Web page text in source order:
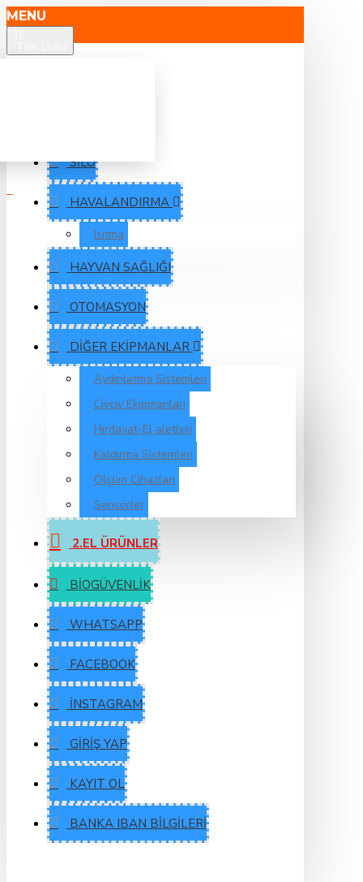
MENU
SILO
HAVALANDIRMA
Isıtma
HAYVAN SAĞLIĞI
OTOMASYON
DIĞER EKIPMANLAR
Aydınlatma Sistemleri
Civciv Ekipmanları
Hırdavat-El aletleri
Kaldırma Sistemleri
Ölçüm Cihazları
Sensörler
2.EL ÜRÜNLER
BIOGÜVENLIK
WHATSAPP
FACEBOOK
İNSTAGRAM
GIRIŞ YAP
KAYIT OL
BANKA IBAN BILGILERI